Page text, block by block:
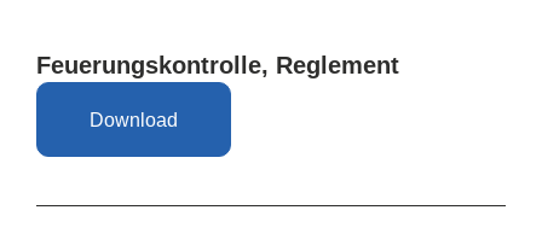
Feuerungskontrolle, Reglement
Download